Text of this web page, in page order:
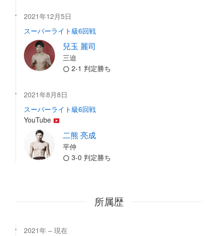
2021年12月5日
スーパーライト級6回戦
兒玉 麗司
三迫
2-1 判定勝ち
2021年8月8日
スーパーライト級6回戦
YouTube
二熊 亮成
平仲
3-0 判定勝ち
所属歴
2021年 現在